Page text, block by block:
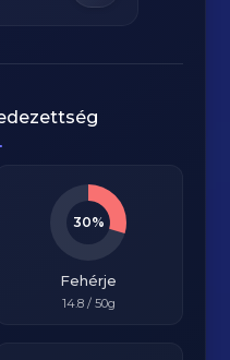
30%
Fehérje
14.8/ 50g